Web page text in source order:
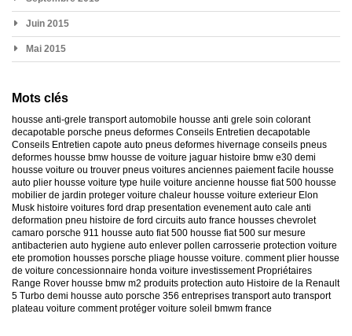
Juin 2015
Mai 2015
Mots clés
housse anti-grele transport automobile housse anti grele soin colorant
decapotable porsche pneus deformes Conseils Entretien decapotable
Conseils Entretien capote auto pneus deformes hivernage conseils pneus
deformes housse bmw housse de voiture jaguar histoire bmw e30 demi
housse voiture ou trouver pneus voitures anciennes paiement facile housse
auto plier housse voiture type huile voiture ancienne housse fiat 500 housse
mobilier de jardin proteger voiture chaleur housse voiture exterieur Elon
Musk histoire voitures ford drap presentation evenement auto cale anti
deformation pneu histoire de ford circuits auto france housses chevrolet
camaro porsche 911 housse auto fiat 500 housse fiat 500 sur mesure
antibacterien auto hygiene auto enlever pollen carrosserie protection voiture
ete promotion housses porsche pliage housse voiture. comment plier housse
de voiture concessionnaire honda voiture investissement Propriétaires
Range Rover housse bmw m2 produits protection auto Histoire de la Renault
5 Turbo demi housse auto porsche 356 entreprises transport auto transport
plateau voiture comment protéger voiture soleil bmwm france